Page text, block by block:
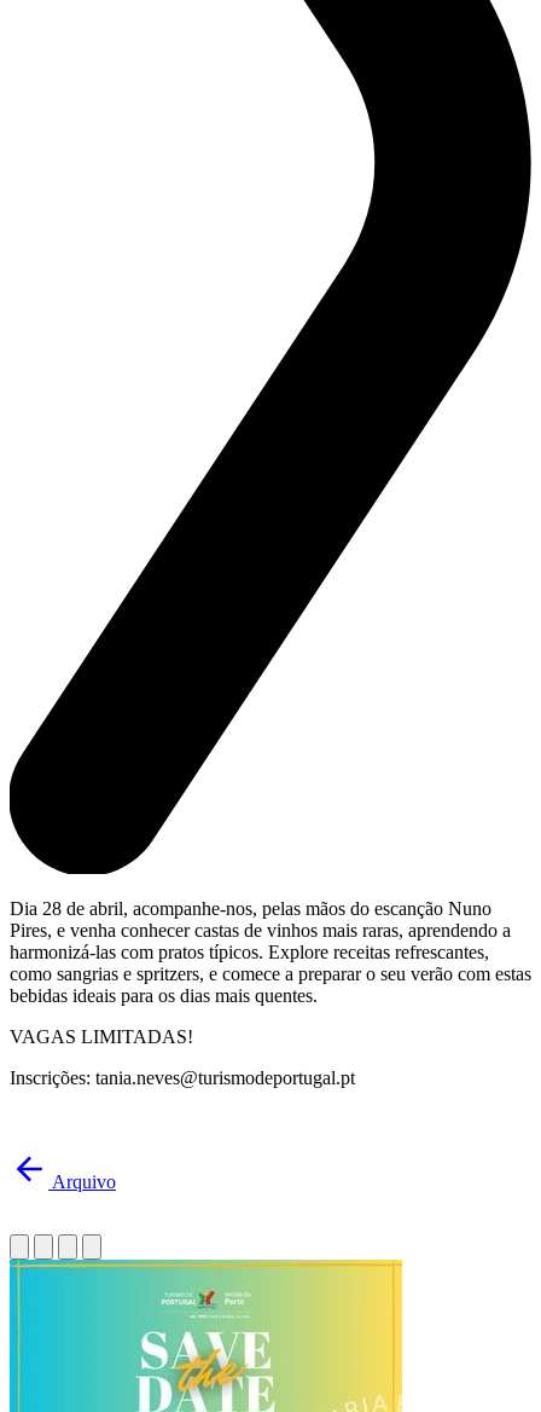
Dia 28 de abril, acompanhe-nos, pelas mãos do escanção Nuno
Pires, e venha conhecer castas de vinhos mais raras, aprendendo a
harmonizá-las com pratos típicos. Explore receitas refrescantes,
como sangrias e spritzers, e comece a preparar o seu verão com estas
bebidas ideais para os dias mais quentes.
VAGAS LIMITADAS!
Inscrições: tania.neves@turismodeportugal.pt
Arquivo